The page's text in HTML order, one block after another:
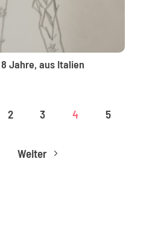
8 Jahre, aus Italien
2 3 4 5
Weiter 5